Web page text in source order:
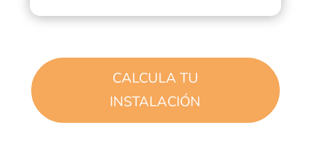
CALCULA TU
INSTALACIÓN